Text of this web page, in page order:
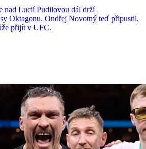
nad Lucií Pudilovou dál drží
Oktagonu. Ondřej Novotný teď připustil,
přijít v UFC.